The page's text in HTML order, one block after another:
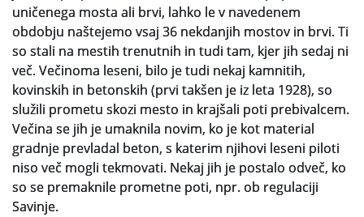
uničenega mosta ali brvi, lahko le v navedenem
obdobju naštejemo vsaj 36 nekdanjih mostov in brvi. Ti
so stali na mestih trenutnih in tudi tam, kjer jih sedaj ni
več. Večinoma leseni, bilo je tudi nekaj kamnitih,
kovinskih in betonskih (prvi takšen je iz leta 1928), so
služili prometu skozi mesto in krajšali poti prebivalcem.
Večina se jih je umaknila novim, ko je kot material
gradnje prevladal beton, s katerim njihovi leseni piloti
niso več mogli tekmovati. Nekaj jih je postalo odveč, ko
so se premaknile prometne poti, npr. ob regulaciji
Savinje.